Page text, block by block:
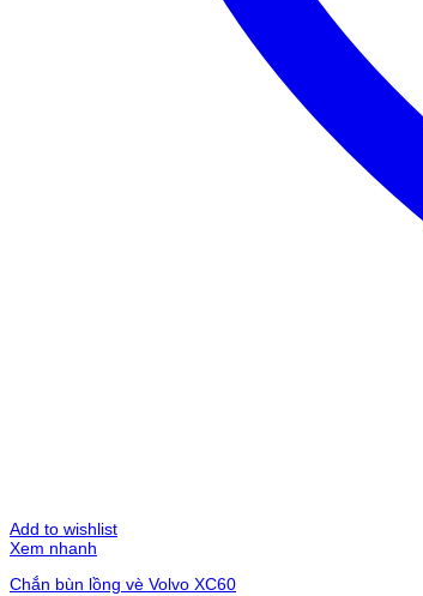
Add to wishlist
Xem nhanh
Chắn bùn lồng vè Volvo XC60